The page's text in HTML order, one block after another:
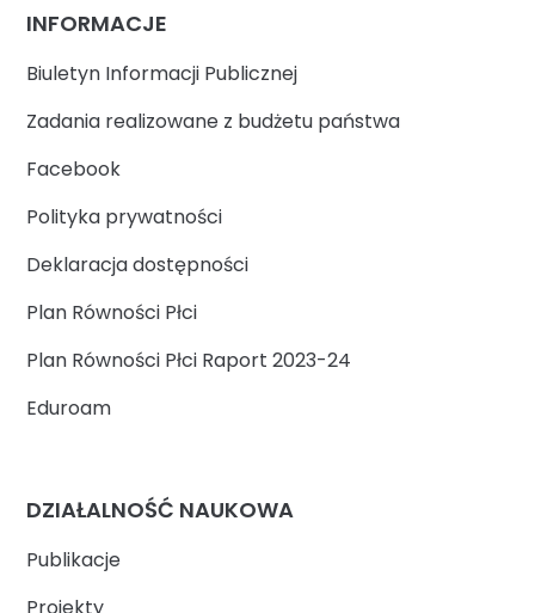
INFORMACJE
Biuletyn Informacji Publicznej
Zadania realizowane z budżetu państwa
Facebook
Polityka prywatności
Deklaracja dostępności
Plan Równości Płci
Plan Równości Płci Raport 2023-24
Eduroam
DZIAŁALNOŚĆ NAUKOWA
Publikacje